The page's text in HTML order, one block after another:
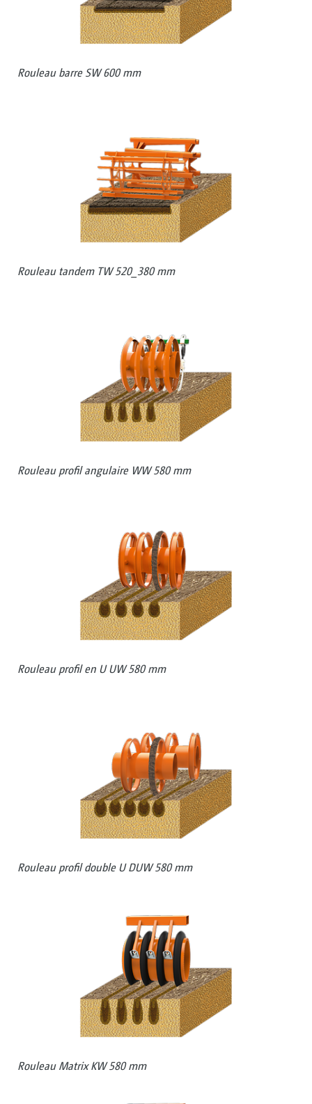
Rouleau barre SW 600 mm
Rouleau tandem TW 520_380 mm
Rouleau profil angulaire WW 580 mm
Rouleau profil en U UW 580 mm
Rouleau profil double U DUW 580 mm
Rouleau Matrix KW 580 mm